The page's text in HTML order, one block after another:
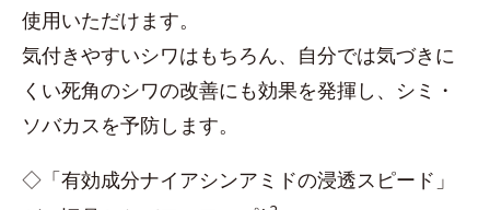
使用いただけます。
気付きやすいシワはもちろん、自分では気づきに
くい死角のシワの改善にも効果を発揮し、シミ・
ソバカスを予防します。
◇「有効成分ナイアシンアミドの浸透スピード」